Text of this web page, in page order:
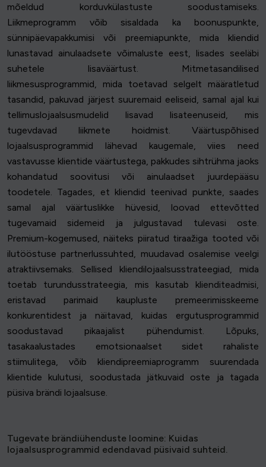
mõeldud korduvkülastuste soodustamiseks.
Liikmeprogramm võib sisaldada ka boonuspunkte,
sünnipäevapakkumisi või preemiapunkte, mida kliendid
lunastavad ainulaadsete võimaluste eest, lisades seeläbi
suhetele lisaväärtust. Mitmetasandilised
liikmesusprogrammid, mida toetavad selgelt määratletud
tasandid, pakuvad järjest suuremaid eeliseid, samal ajal kui
tellimuslojaalsusmudelid lisavad lisateenuseid, mis
tugevdavad liikmete hoidmist. Väärtuspõhised
lojaalsusprogrammid lähevad kaugemale, viies need
vastavusse klientide väärtustega, pakkudes sihtrühma jaoks
kohandatud soovitusi või ainulaadset juurdepääsu
toodetele. Tagades, et kliendid teenivad punkte, saades
samal ajal väärtuslikke hüvesid, loovad ettevõtted
tugevamaid sidemeid ja julgustavad tulevasi oste.
Premium-kogemused, näiteks piiratud tiraažiga tooted või
ilutööstuse partnerlussuhted, muudavad osalemise veelgi
atraktiivsemaks. Sellised kliendilojaalsusstrateegiad, mida
toetab turundusstrateegia, mis kasutab klienditeadmisi,
eristavad parimaid kaupluste premeerimisskeeme
konkurentidest ja näitavad, kuidas ergutusprogrammid
soodustavad pikaajalist pühendumist. Lõpuks,
tasakaalustades emotsionaalset sidet rahaliste
stiimulitega, võib kliendipreemiaprogramm suurendada
klientide kulutusi, soodustada jätkuvaid oste ja tagada
püsiva brändi lojaalsuse.
Tugevate brändiühenduste loomine: Kuidas
lojaalsusprogrammid edendavad püsivaid suhteid.